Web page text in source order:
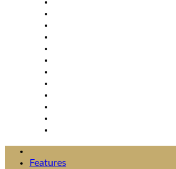
Features